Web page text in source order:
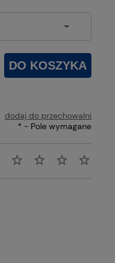
DO KOSZYKA
dodaj do przechowalni
* - Pole wymagane